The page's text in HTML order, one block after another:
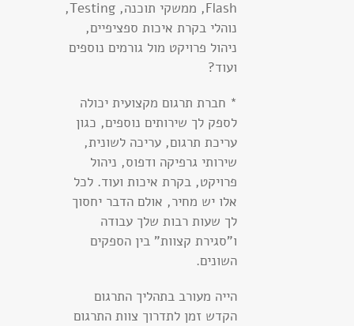
Flash, ממשקי תוכנה, Testing,
נוהלי בקרת איכות ספציפיים,
ניהול פרויקט מול גורמים נוספים
ועוד?
* חברת תרגום מקצועית יכולה
לספק לך שירותים נוספים, כגון
עריכת תרגום, עריכה לשונית,
שירותי גרפיקה ודפוס, ניהול
פרויקט, בקרת איכות ועוד. לכל
אלו יש מחיר, אולם הדבר יחסוך
לך שעות רבות שלך עבודה
ו"סגירת קצוות" בין הספקים
השונים.
הייה מעורב בתהליך התרגום
הקדש זמן לתדרוך צוות התרגום